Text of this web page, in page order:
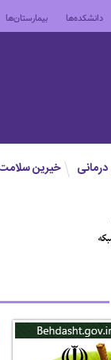
دانشکده‌ها بیمارستان‌ها
خیرین